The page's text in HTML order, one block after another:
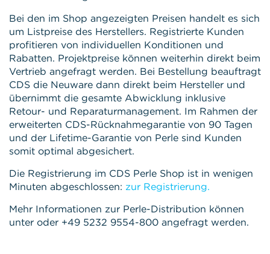
Bei den im Shop angezeigten Preisen handelt es sich
um Listpreise des Herstellers. Registrierte Kunden
profitieren von individuellen Konditionen und
Rabatten. Projektpreise können weiterhin direkt beim
Vertrieb angefragt werden. Bei Bestellung beauftragt
CDS die Neuware dann direkt beim Hersteller und
übernimmt die gesamte Abwicklung inklusive
Retour- und Reparaturmanagement. Im Rahmen der
erweiterten CDS-Rücknahmegarantie von 90 Tagen
und der Lifetime-Garantie von Perle sind Kunden
somit optimal abgesichert.
Die Registrierung im CDS Perle Shop ist in wenigen
Minuten abgeschlossen: zur Registrierung.
Mehr Informationen zur Perle-Distribution können
unter oder +49 5232 9554-800 angefragt werden.